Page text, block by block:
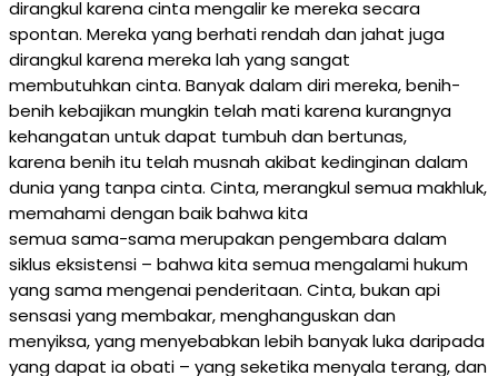
dirangkul karena cinta mengalir ke mereka secara
spontan. Mereka yang berhati rendah dan jahat juga
dirangkul karena mereka lah yang sangat
membutuhkan cinta. Banyak dalam diri mereka, benih-
benih kebajikan mungkin telah mati karena kurangnya
kehangatan untuk dapat tumbuh dan bertunas,
karena benih itu telah musnah akibat kedinginan dalam
dunia yang tanpa cinta. Cinta, merangkul semua makhluk,
memahami dengan baik bahwa kita
semua sama-sama merupakan pengembara dalam
siklus eksistensi – bahwa kita semua mengalami hukum
yang sama mengenai penderitaan. Cinta, bukan api
sensasi yang membakar, menghanguskan dan
menyiksa, yang menyebabkan lebih banyak luka daripada
yang dapat ia obati – yang seketika menyala terang, dan